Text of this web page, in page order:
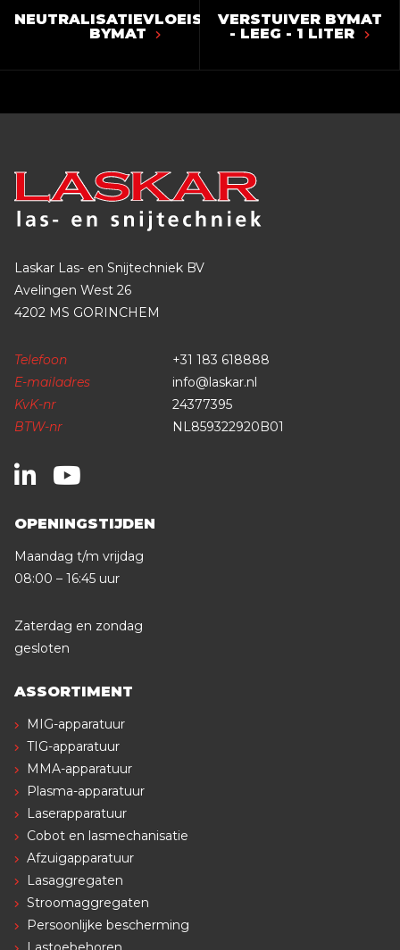
NEUTRALISATIEVLOEISTOF
BYMAT
VERSTUIVER BYMAT
- LEEG - 1 LITER
Laskar Las- en Snijtechniek BV
Avelingen West 26
4202 MS GORINCHEM
Telefoon
+31 183 618888
E-mailadres
info@laskar.nl
KvK-nr
24377395
BTW-nr
NL859322920B01
OPENINGSTIJDEN
Maandag t/m vrijdag
08:00 – 16:45 uur
Zaterdag en zondag
gesloten
ASSORTIMENT
MIG-apparatuur
TIG-apparatuur
MMA-apparatuur
Plasma-apparatuur
Laserapparatuur
Cobot en lasmechanisatie
Afzuigapparatuur
Lasaggregaten
Stroomaggregaten
Persoonlijke bescherming